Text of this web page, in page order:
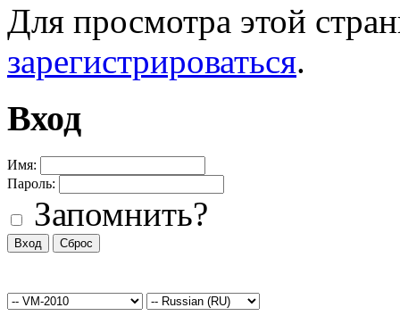
Для просмотра этой
зарегистрироваться.
Вход
Имя:
Пароль:
Запомнить?